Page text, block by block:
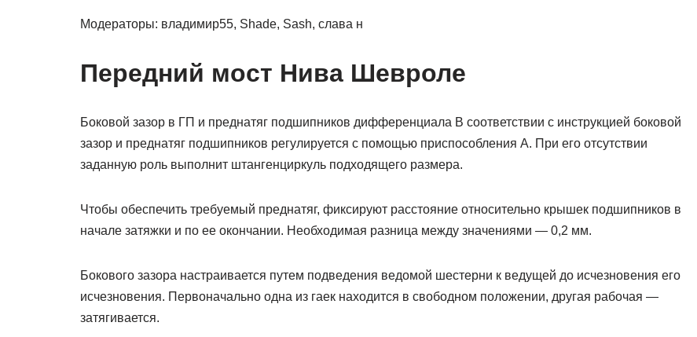
Модераторы: владимир55, Shade, Sash, слава н
Передний мост Нива Шевроле
Боковой зазор в ГП и преднатяг подшипников дифференциала В соответствии с инструкцией боковой
зазор и преднатяг подшипников регулируется с помощью приспособления А. При его отсутствии
заданную роль выполнит штангенциркуль подходящего размера.
Чтобы обеспечить требуемый преднатяг, фиксируют расстояние относительно крышек подшипников в
начале затяжки и по ее окончании. Необходимая разница между значениями — 0,2 мм.
Бокового зазора настраивается путем подведения ведомой шестерни к ведущей до исчезновения его
исчезновения. Первоначально одна из гаек находится в свободном положении, другая рабочая —
затягивается.